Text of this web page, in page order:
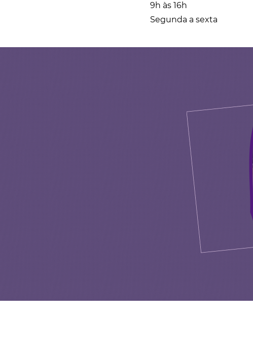
9h às 16h
Segunda a sexta